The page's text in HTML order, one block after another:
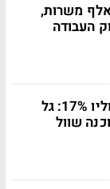
היה תוספת של 83 אלף משרות,
אלף: שוק העבודה
אטלסיאן מזנקת 28%, טווליו 17%: גל
שוול